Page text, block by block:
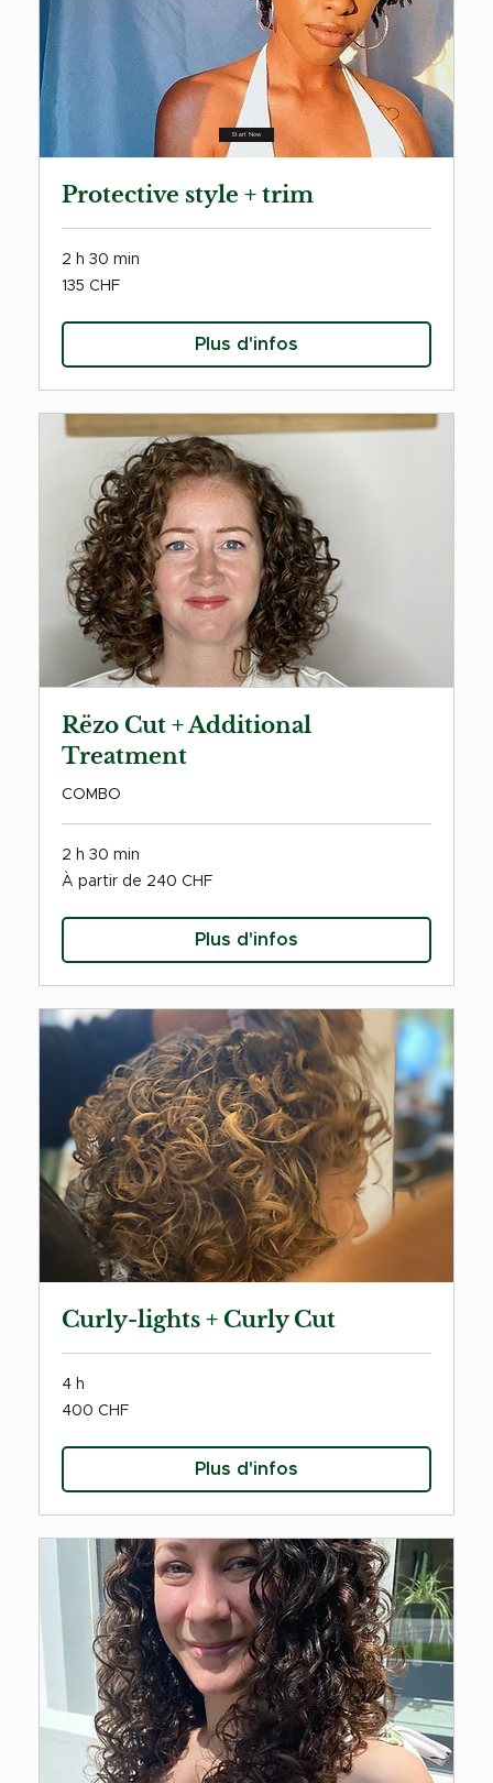
Protective style + trim
2 h 30 min
135
francs
135 CHF
Plus d'infos
Rëzo Cut + Additional
Treatment
COMBO
2 h 30 min
À
partir
francs
À partir de 240 CHF
Plus d'infos
Curly-lights + Curly Cut
4 h
400
francs
400 CHF
Plus d'infos
Start Now